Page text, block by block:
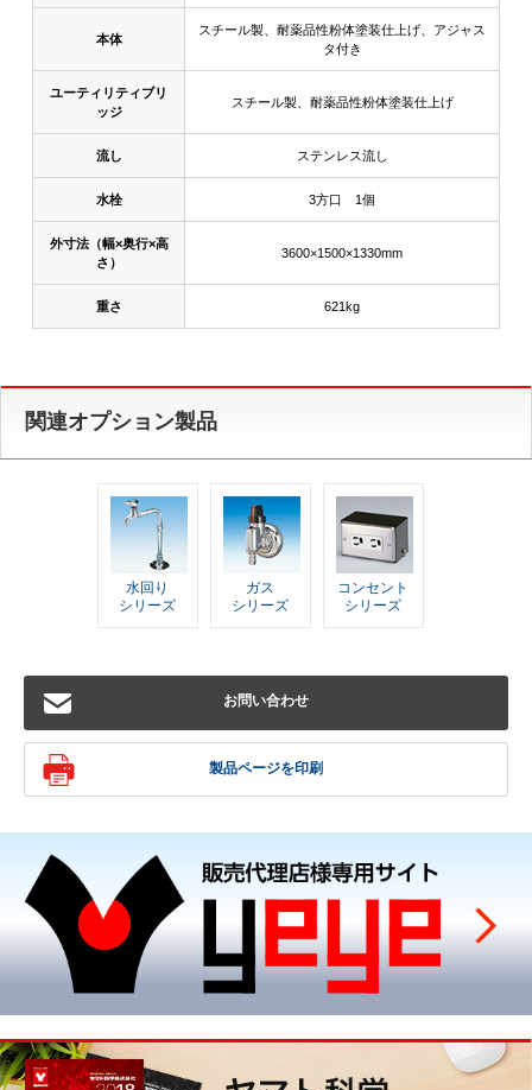
本体
スチール製、耐薬品性粉体塗装仕上げ、アジャス
タ付き
ユーティリティブリ
ッジ
スチール製、耐薬品性粉体塗装仕上げ
流し ステンレス流し
水栓 3方口 1個
外寸法（幅×奥行×高
さ）
3600×1500×1330mm
重さ 621kg
関連オプション製品
水回り
シリーズ
ガス
シリーズ
コンセント
シリーズ
お問い合わせ
製品ページを印刷